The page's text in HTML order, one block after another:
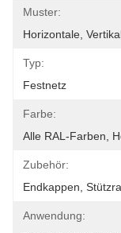
Muster:
Horizontale,
Typ:
Festnetz
Farbe:
Alle RAL-Farben,
Zubehör:
Endkappen,
Anwendung: